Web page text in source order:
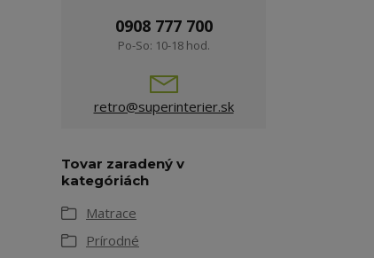
0908 777 700
Po-So: 10-18 hod.
retro@superinterier.sk
Tovar zaradený v
kategóriách
Matrace
Prírodné